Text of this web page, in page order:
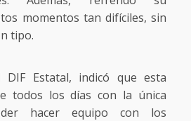
momentos tan difíciles, sin
tipo.
DIF Estatal, indicó que esta
todos los días con la única
hacer equipo con los